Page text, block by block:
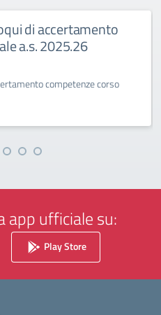
di accertamento
a.s. 2025.26
competenze corso
app ufficiale su:
Play Store